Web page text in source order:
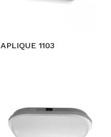
APLIQUE 1103